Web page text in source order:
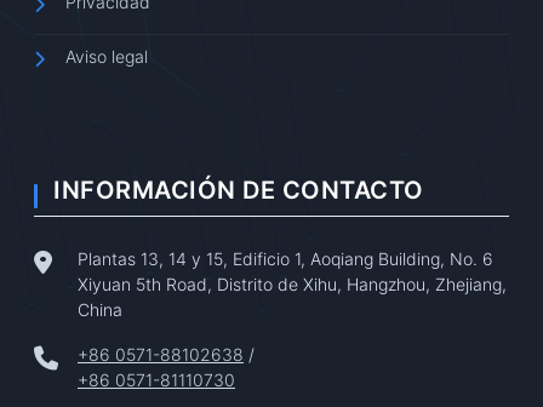
Aviso legal
INFORMACIÓN DE CONTACTO
Plantas 13, 14 y 15, Edificio 1, Aoqiang Building, No. 6
Xiyuan 5th Road, Distrito de Xihu, Hangzhou, Zhejiang,
China
+86 0571-88102638 /
+86 0571-81110730